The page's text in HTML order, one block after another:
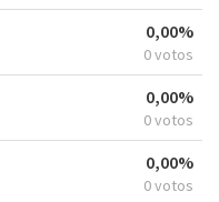
0,00%
0 votos
0,00%
0 votos
0,00%
0 votos